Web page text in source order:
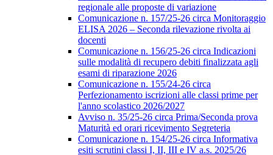
regionale alle proposte di variazione
Comunicazione n. 157/25-26 circa Monitoraggio
ELISA 2026 – Seconda rilevazione rivolta ai
docenti
Comunicazione n. 156/25-26 circa Indicazioni
sulle modalità di recupero debiti finalizzata agli
esami di riparazione 2026
Comunicazione n. 155/24-26 circa
Perfezionamento iscrizioni alle classi prime per
l'anno scolastico 2026/2027
Avviso n. 35/25-26 circa Prima/Seconda prova
Maturità ed orari ricevimento Segreteria
Comunicazione n. 154/25-26 circa Informativa
esiti scrutini classi I, II, III e IV a.s. 2025/26